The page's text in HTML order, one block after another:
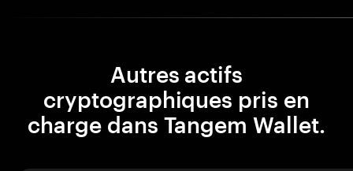
Autres actifs
cryptographiques pris en
charge dans Tangem Wallet.